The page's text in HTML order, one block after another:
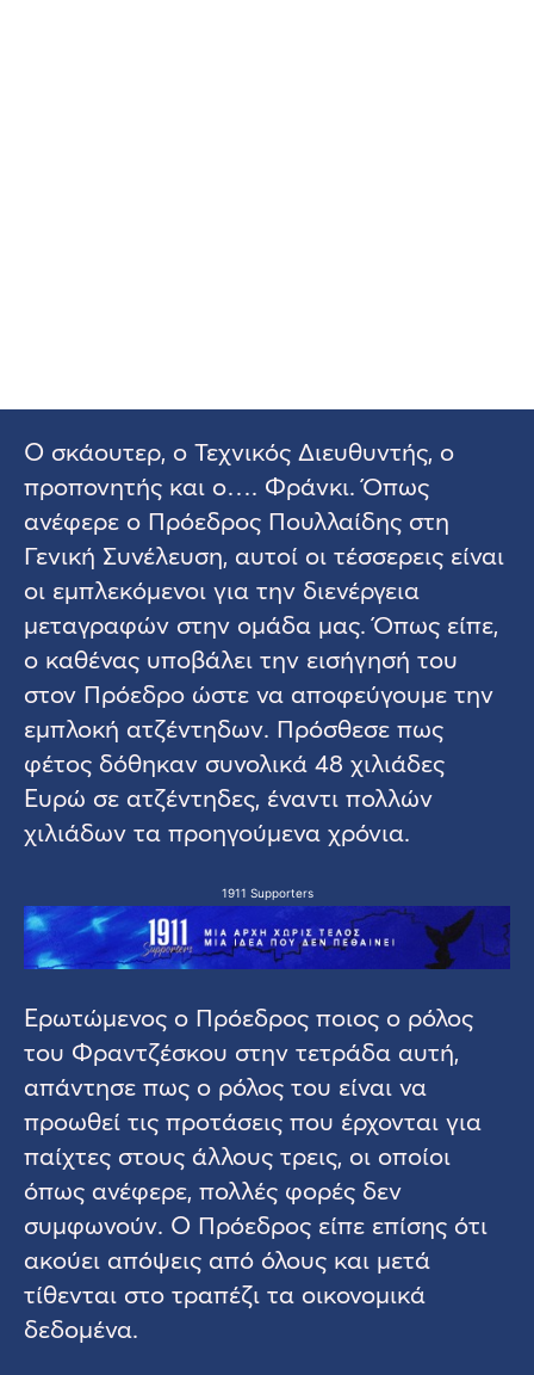
Ο σκάουτερ, ο Τεχνικός Διευθυντής, ο
προπονητής και ο…. Φράνκι. Όπως
ανέφερε ο Πρόεδρος Πουλλαίδης στη
Γενική Συνέλευση, αυτοί οι τέσσερεις είναι
οι εμπλεκόμενοι για την διενέργεια
μεταγραφών στην ομάδα μας. Όπως είπε,
ο καθένας υποβάλει την εισήγησή του
στον Πρόεδρο ώστε να αποφεύγουμε την
εμπλοκή ατζέντηδων. Πρόσθεσε πως
φέτος δόθηκαν συνολικά 48 χιλιάδες
Ευρώ σε ατζέντηδες, έναντι πολλών
χιλιάδων τα προηγούμενα χρόνια.
1911 Supporters
Ερωτώμενος ο Πρόεδρος ποιος ο ρόλος
του Φραντζέσκου στην τετράδα αυτή,
απάντησε πως ο ρόλος του είναι να
προωθεί τις προτάσεις που έρχονται για
παίχτες στους άλλους τρεις, οι οποίοι
όπως ανέφερε, πολλές φορές δεν
συμφωνούν. Ο Πρόεδρος είπε επίσης ότι
ακούει απόψεις από όλους και μετά
τίθενται στο τραπέζι τα οικονομικά
δεδομένα.